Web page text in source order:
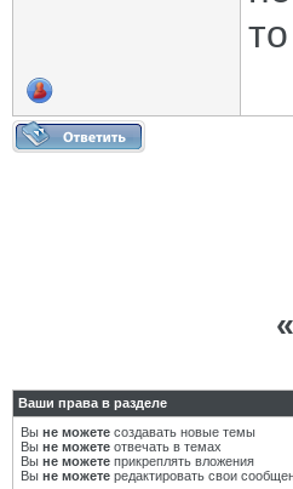
«
Ваши права в разделе
Вы не можете создавать новые темы
Вы не можете отвечать в темах
Вы не можете прикреплять вложения
Вы не можете редактировать свои